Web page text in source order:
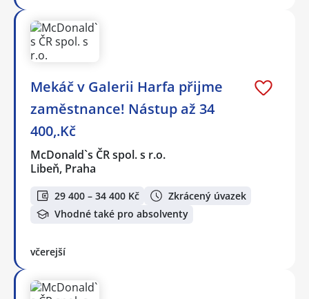
Mekáč v Galerii Harfa přijme
zaměstnance! Nástup až 34
400,.Kč
McDonald`s ČR spol. s r.o.
Libeň, Praha
29 400 – 34 400 Kč
Zkrácený úvazek
Vhodné také pro absolventy
včerejší